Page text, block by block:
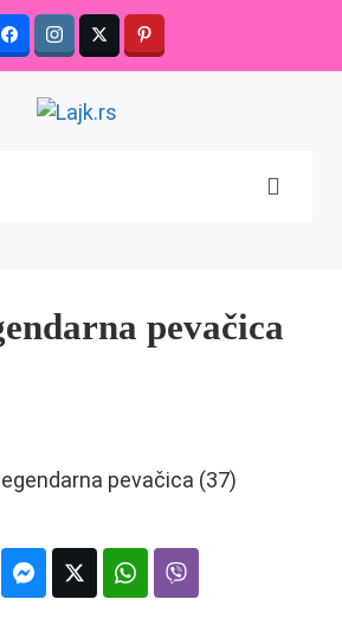
pevačica